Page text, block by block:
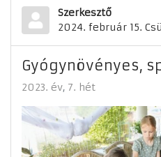
Szerkesztő
2024. február 15.
Gyógynövényes,
2023. év 7. hét